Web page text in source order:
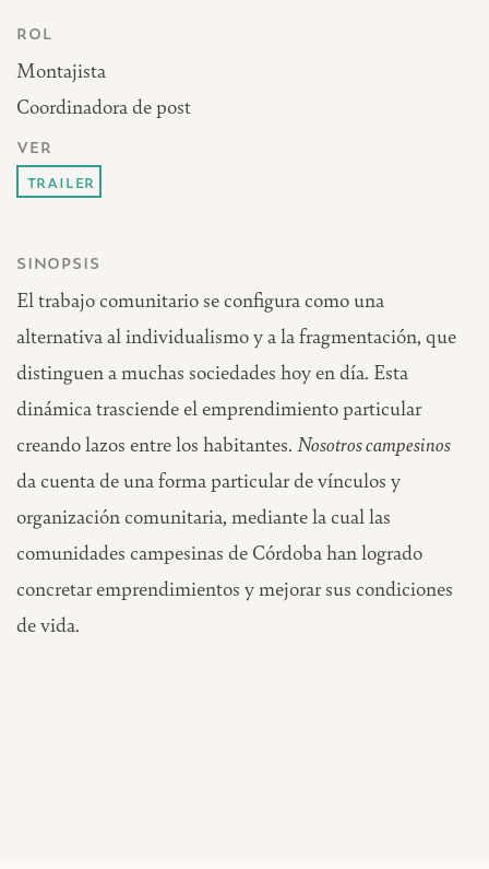
rol
Montajista
Coordinadora de post
ver
trailer
sinopsis
El trabajo comunitario se configura como una
alternativa al individualismo y a la fragmentación, que
distinguen a muchas sociedades hoy en día. Esta
dinámica trasciende el emprendimiento particular
creando lazos entre los habitantes. Nosotros campesinos
da cuenta de una forma particular de vínculos y
organización comunitaria, mediante la cual las
comunidades campesinas de Córdoba han logrado
concretar emprendimientos y mejorar sus condiciones
de vida.